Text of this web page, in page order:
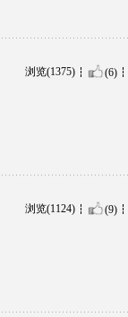
浏览(1375) (6)
浏览(1124) (9)